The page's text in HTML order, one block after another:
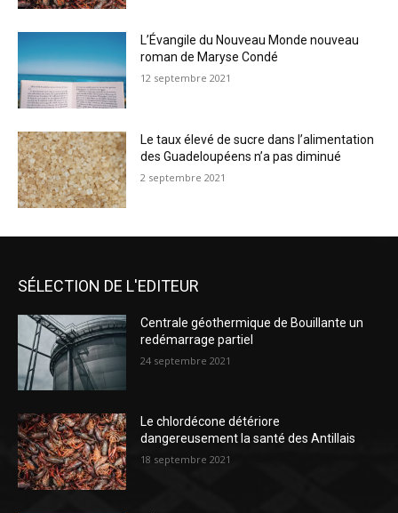
L’Évangile du Nouveau Monde nouveau
roman de Maryse Condé
12 septembre 2021
Le taux élevé de sucre dans l’alimentation
des Guadeloupéens n’a pas diminué
2 septembre 2021
SÉLECTION DE L'EDITEUR
Centrale géothermique de Bouillante un
redémarrage partiel
24 septembre 2021
Le chlordécone détériore
dangereusement la santé des Antillais
18 septembre 2021